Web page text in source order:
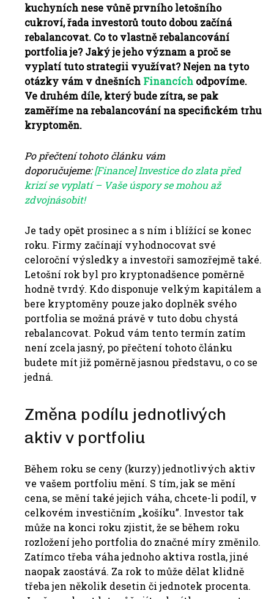
kuchyních nese vůně prvního letošního
cukroví, řada investorů touto dobou začíná
rebalancovat. Co to vlastně rebalancování
portfolia je? Jaký je jeho význam a proč se
vyplatí tuto strategii využívat? Nejen na tyto
otázky vám v dnešních Financích odpovíme.
Ve druhém díle, který bude zítra, se pak
zaměříme na rebalancování na specifickém trhu
kryptoměn.
Po přečtení tohoto článku vám
doporučujeme:[Finance] Investice do zlata před
krizí se vyplatí – Vaše úspory se mohou až
zdvojnásobit!
Je tady opět prosinec a s ním i blížící se konec
roku. Firmy začínají vyhodnocovat své
celoroční výsledky a investoři samozřejmě také.
Letošní rok byl pro kryptonadšence poměrně
hodně tvrdý. Kdo disponuje velkým kapitálem a
bere kryptoměny pouze jako doplněk svého
portfolia se možná právě v tuto dobu chystá
rebalancovat. Pokud vám tento termín zatím
není zcela jasný, po přečtení tohoto článku
budete mít již poměrně jasnou představu, o co se
jedná.
Změna podílu jednotlivých
aktiv v portfoliu
Během roku se ceny (kurzy) jednotlivých aktiv
ve vašem portfoliu mění. S tím, jak se mění
cena, se mění také jejich váha, chcete-li podíl, v
celkovém investičním „košíku”. Investor tak
může na konci roku zjistit, že se během roku
rozložení jeho portfolia do značné míry změnilo.
Zatímco třeba váha jednoho aktiva rostla, jiné
naopak zaostává. Za rok to může dělat klidně
třeba jen několik desetin či jednotek procenta.